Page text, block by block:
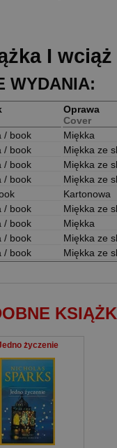
I
WYDANIA:
Oprawa
Cover
/ book
Miękka
/ book
Miękka ze
/ book
Miękka ze
/ book
Miękka ze
Kartonowa
/ book
Miękka ze
/ book
Miękka
/ book
Miękka ze
/ book
Miękka ze
życzenie